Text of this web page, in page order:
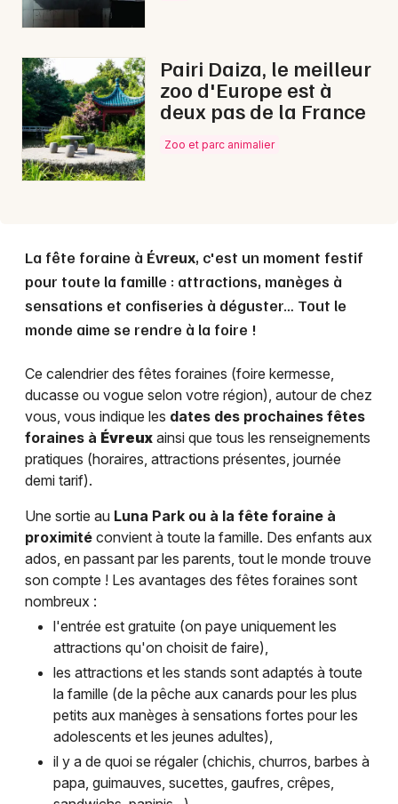
27 - Eure
Choisir mes départements
Mon email
Pairi Daiza, le meilleur
zoo d'Europe est à
deux pas de la France
Zoo et parc animalier
La fête foraine à Évreux, c'est un moment festif
pour toute la famille : attractions, manèges à
sensations et confiseries à déguster… Tout le
monde aime se rendre à la foire !
Ce calendrier des fêtes foraines (foire kermesse,
ducasse ou vogue selon votre région), autour de chez
vous, vous indique les dates des prochaines fêtes
foraines à Évreux ainsi que tous les renseignements
pratiques (horaires, attractions présentes, journée
demi tarif).
Une sortie au Luna Park ou à la fête foraine à
proximité convient à toute la famille. Des enfants aux
ados, en passant par les parents, tout le monde trouve
son compte ! Les avantages des fêtes foraines sont
nombreux :
l'entrée est gratuite (on paye uniquement les
attractions qu'on choisit de faire),
les attractions et les stands sont adaptés à toute
la famille (de la pêche aux canards pour les plus
petits aux manèges à sensations fortes pour les
adolescents et les jeunes adultes),
il y a de quoi se régaler (chichis, churros, barbes à
papa, guimauves, sucettes, gaufres, crêpes,